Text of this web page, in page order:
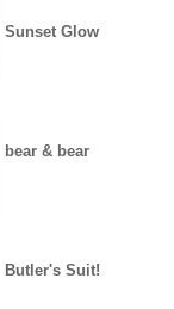
Sunset Glow
bear & bear
Butler's Suit!